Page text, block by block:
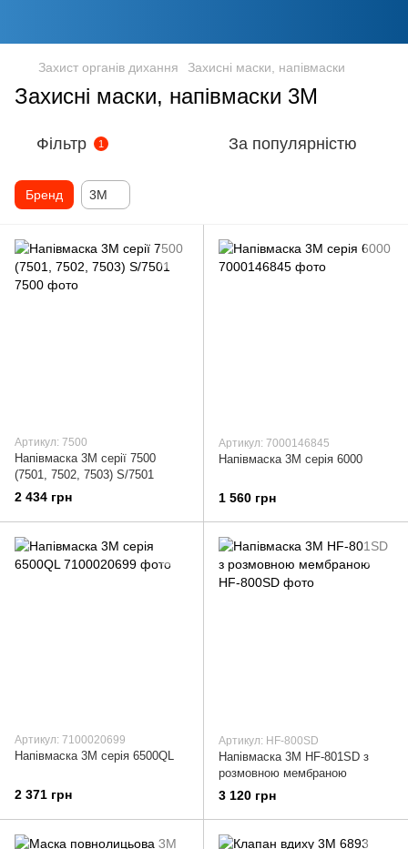
Захист органів дихання Захисні маски, напівмаски
Захисні маски, напівмаски 3M
Фільтр 1 За популярністю
Бренд 3M
Артикул: 7500
Напівмаска 3М серії 7500
(7501, 7502, 7503) S/7501
2 434 грн
Артикул: 7000146845
Напівмаска 3М серія 6000
1 560 грн
Артикул: 7100020699
Напівмаска 3М серія 6500QL
2 371 грн
Артикул: HF-800SD
Напівмаска 3М HF-801SD з
розмовною мембраною
3 120 грн